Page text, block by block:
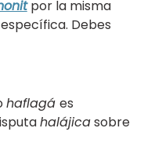
por la misma
Debes
haflagá es
halájicasobre